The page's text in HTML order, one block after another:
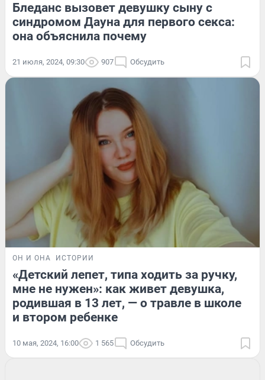
Бледанс вызовет девушку сыну с
синдромом Дауна для первого секса:
она объяснила почему
21 июля, 2024, 09:30 907 Обсудить
ОН И ОНА ИСТОРИИ
«Детский лепет, типа ходить за ручку,
мне не нужен»: как живет девушка,
родившая в 13 лет, — о травле в школе
и втором ребенке
10 мая, 2024, 16:00 1 565 Обсудить